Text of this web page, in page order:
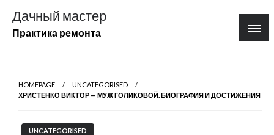
содержимому
Дачный мастер
Практика ремонта
HOMEPAGE
UNCATEGORISED
ХРИСТЕНКО ВИКТОР — МУЖ ГОЛИКОВОЙ. БИОГРАФИЯ И ДОСТИЖЕНИЯ
UNCATEGORISED